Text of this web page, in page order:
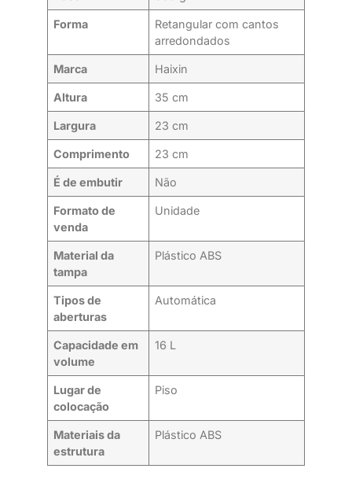
Forma
Retangular com cantos
arredondados
Marca Haixin
Altura 35 cm
Largura 23 cm
Comprimento 23 cm
É de embutir Não
Formato de
venda
Unidade
Material da
tampa
Plástico ABS
Tipos de
aberturas
Automática
Capacidade em
volume
16 L
Lugar de
colocação
Piso
Materiais da
estrutura
Plástico ABS